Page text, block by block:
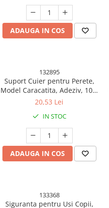
ADAUGA IN COS
132895
Suport Cuier pentru Perete,
Model Caracatita, Adeziv, 10 x
8.5 cm, 6 Brate, Crem
20,53 Lei
IN STOC
ADAUGA IN COS
133368
Siguranta pentru Usi Copii,